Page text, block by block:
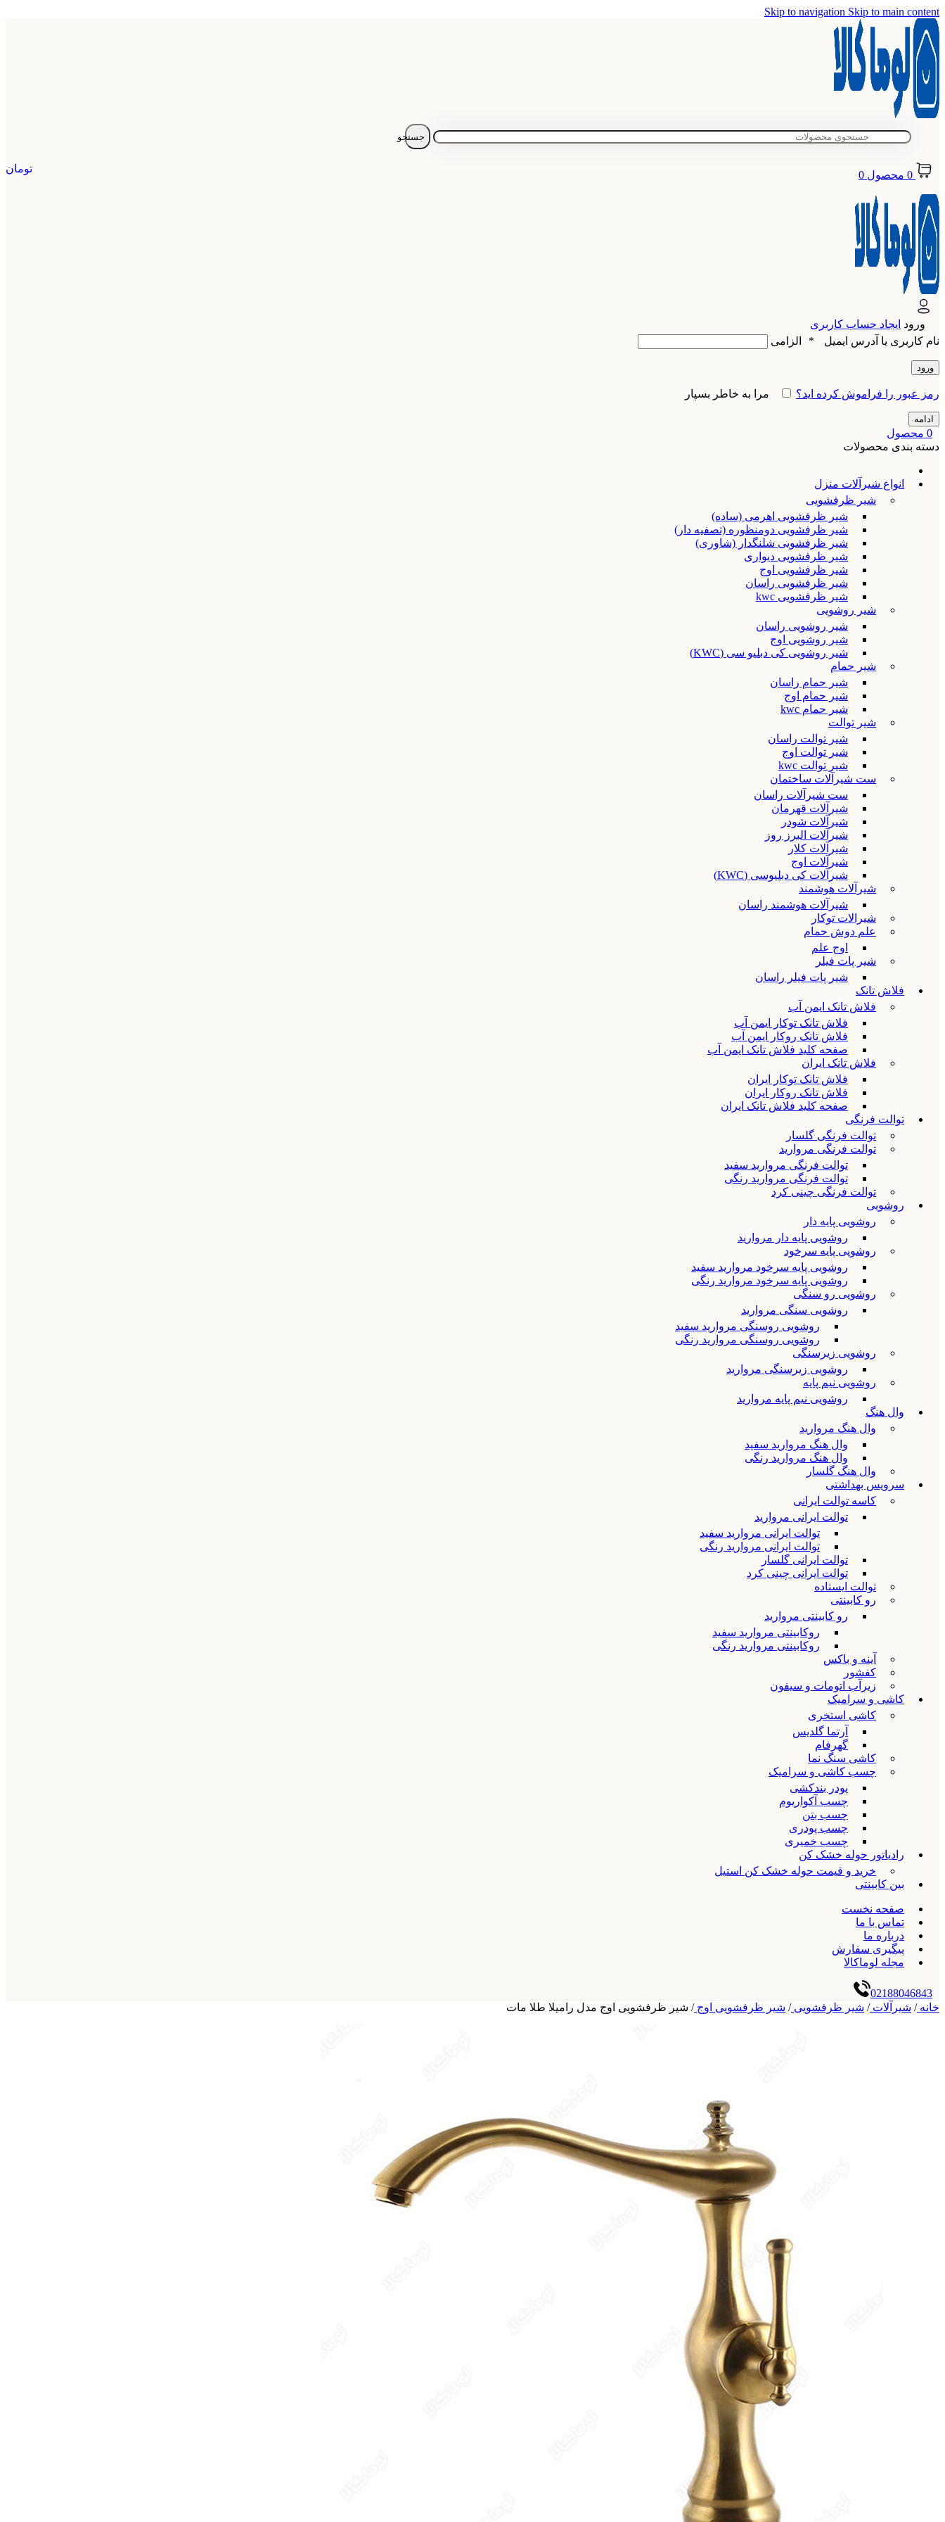
Skip to navigation Skip to main content
جستجو
0 محصول 0
تومان
ورود ایجاد حساب کاربری
نام کاربری یا آدرس ایمیل
* الزامی
ورود
رمز عبور را فراموش کرده اید؟ مرا به خاطر بسپار
ادامه
0 محصول
دسته بندی محصولات
انواع شیرآلات منزل
شیر ظرفشویی
شیر ظرفشویی اهرمی (ساده)
شیر ظرفشویی دومنظوره (تصفیه دار)
شیر ظرفشویی شلنگدار (شاوری)
شیر ظرفشویی دیواری
شیر ظرفشویی اوج
شیر ظرفشویی راسان
شیر ظرفشویی kwc
شیر روشویی
شیر روشویی راسان
شیر روشویی اوج
شیر روشویی کی دبلیو سی (KWC)
شیر حمام
شیر حمام راسان
شیر حمام اوج
شیر حمام kwc
شیر توالت
شیر توالت راسان
شیر توالت اوج
شیر توالت kwc
ست شیرآلات ساختمان
ست شیرآلات راسان
شیرآلات قهرمان
شیرآلات شودر
شیرآلات البرز روز
شیرآلات کلار
شیرآلات اوج
شیرآلات کی دبلیوسی (KWC)
شیرآلات هوشمند
شیرآلات هوشمند راسان
شیرالات توکار
علم دوش حمام
اوج علم
شیر پات فیلر
شیر پات فیلر راسان
فلاش تانک
فلاش تانک ایمن آب
فلاش تانک توکار ایمن آب
فلاش تانک روکار ایمن آب
صفحه کلید فلاش تانک ایمن آب
فلاش تانک ایران
فلاش تانک توکار ایران
فلاش تانک روکار ایران
صفحه کلید فلاش تانک ایران
توالت فرنگی
توالت فرنگی گلسار
توالت فرنگی مروارید
توالت فرنگی مروارید سفید
توالت فرنگی مروارید رنگی
توالت فرنگی چینی کرد
روشویی
روشویی پایه دار
روشویی پایه دار مروارید
روشویی پایه سرخود
روشویی پایه سرخود مروارید سفید
روشویی پایه سرخود مروارید رنگی
روشویی رو سنگی
روشویی سنگی مروارید
روشویی روسنگی مروارید سفید
روشویی روسنگی مروارید رنگی
روشویی زیرسنگی
روشویی زیرسنگی مروارید
روشویی نیم پایه
روشویی نیم پایه مروارید
وال هنگ
وال هنگ مروارید
وال هنگ مروارید سفید
وال هنگ مروارید رنگی
وال هنگ گلسار
سرویس بهداشتی
کاسه توالت ایرانی
توالت ایرانی مروارید
توالت ایرانی مروارید سفید
توالت ایرانی مروارید رنگی
توالت ایرانی گلسار
توالت ایرانی چینی کرد
توالت ایستاده
رو کابینتی
رو کابینتی مروارید
روکابینتی مروارید سفید
روکابینتی مروارید رنگی
آینه و باکس
کفشور
زیرآب اتومات و سیفون
کاشی و سرامیک
کاشی استخری
آرتما گلدیس
گهرفام
کاشی سنگ نما
چسب کاشی و سرامیک
پودر بندکشی
چسب آکواریوم
چسب بتن
چسب پودری
چسب خمیری
رادیاتور حوله خشک کن
خرید و قیمت حوله خشک کن استیل
بین کابینتی
صفحه نخست
تماس با ما
درباره ما
پیگیری سفارش
مجله لوماکالا
02188046843
خانه/ شیرآلات/ شیر ظرفشویی/ شیر ظرفشویی اوج/ شیر ظرفشویی اوج مدل رامیلا طلا مات